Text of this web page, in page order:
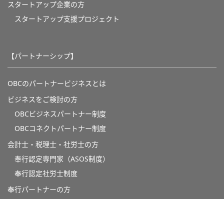
スタートアップ企業の方
スタートアップ支援プロジェクト
【パートナーシップ】
OBCのパートナービジネスとは
ビジネスをご検討の方
OBCビジネスパートナー制度
OBCコネクトパートナー制度
会計士・税理士・社労士の方
奉行認定専門家（ASOS制度）
奉行認定社労士制度
奉行パートナーの方